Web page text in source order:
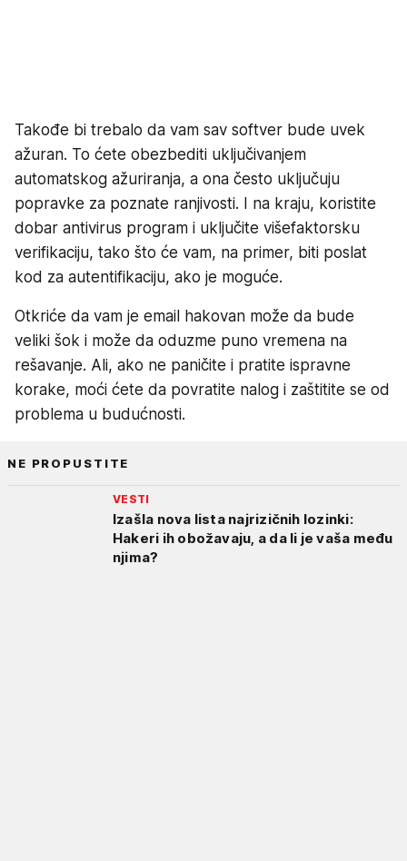
Takođe bi trebalo da vam sav softver bude uvek
ažuran. To ćete obezbediti uključivanjem
automatskog ažuriranja, a ona često uključuju
popravke za poznate ranjivosti. I na kraju, koristite
dobar antivirus program i uključite višefaktorsku
verifikaciju, tako što će vam, na primer, biti poslat
kod za autentifikaciju, ako je moguće.
Otkriće da vam je email hakovan može da bude
veliki šok i može da oduzme puno vremena na
rešavanje. Ali, ako ne paničite i pratite ispravne
korake, moći ćete da povratite nalog i zaštitite se od
problema u budućnosti.
NE PROPUSTITE
VESTI
Izašla nova lista najrizičnih lozinki:
Hakeri ih obožavaju, a da li je vaša među
njima?